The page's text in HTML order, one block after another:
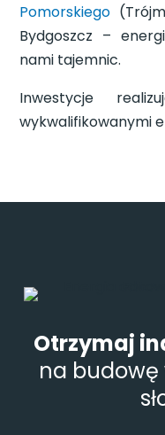
Pomorskiego
Bydgoszcz –
nami tajemnic.
Inwestycje
wykwalifikowanymi
Otrzymaj
na budowę